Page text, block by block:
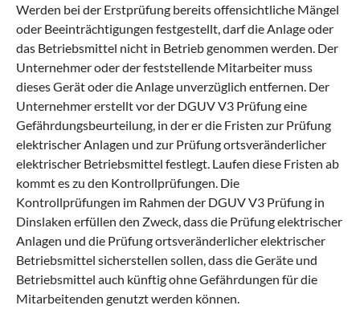
Werden bei der Erstprüfung bereits offensichtliche Mängel
oder Beeinträchtigungen festgestellt, darf die Anlage oder
das Betriebsmittel nicht in Betrieb genommen werden. Der
Unternehmer oder der feststellende Mitarbeiter muss
dieses Gerät oder die Anlage unverzüglich entfernen. Der
Unternehmer erstellt vor der DGUV V3 Prüfung eine
Gefährdungsbeurteilung, in der er die Fristen zur Prüfung
elektrischer Anlagen und zur Prüfung ortsveränderlicher
elektrischer Betriebsmittel festlegt. Laufen diese Fristen ab
kommt es zu den Kontrollprüfungen. Die
Kontrollprüfungen im Rahmen der DGUV V3 Prüfung in
Dinslaken erfüllen den Zweck, dass die Prüfung elektrischer
Anlagen und die Prüfung ortsveränderlicher elektrischer
Betriebsmittel sicherstellen sollen, dass die Geräte und
Betriebsmittel auch künftig ohne Gefährdungen für die
Mitarbeitenden genutzt werden können.